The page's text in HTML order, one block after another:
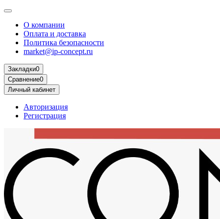
О компании
Оплата и доставка
Политика безопасности
market@ip-concept.ru
Закладки0
Сравнение0
Личный кабинет
Авторизация
Регистрация